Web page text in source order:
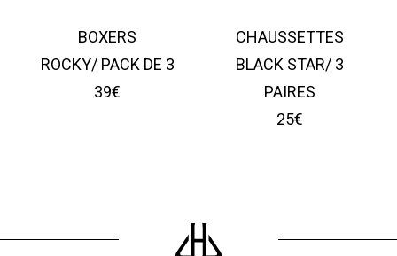
BOXERS
ROCKY/ PACK DE 3
39€
CHAUSSETTES
BLACK STAR/ 3
PAIRES
25€